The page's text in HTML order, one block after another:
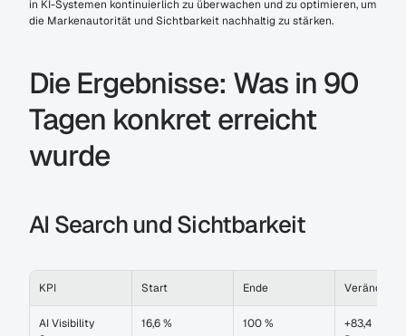
in KI-Systemen kontinuierlich zu überwachen und zu optimieren, um
die Markenautorität und Sichtbarkeit nachhaltig zu stärken.
Die Ergebnisse: Was in 90
Tagen konkret erreicht
wurde
AI Search und Sichtbarkeit
KPI Start Ende
AI Visibility
16,6 % 100 %
+83,4